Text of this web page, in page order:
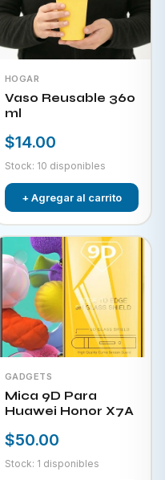
HOGAR
Vaso Reusable 360
ml
$14.00
Stock: 10 disponibles
+ Agregar al carrito
GADGETS
Mica 9D Para
Huawei Honor X7A
$50.00
Stock: 1 disponibles